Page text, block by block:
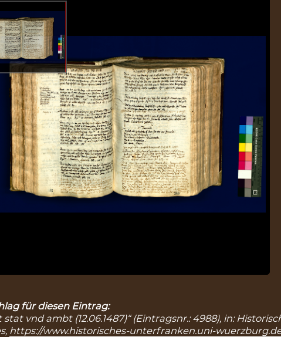
für diesen Eintrag:
stat vnd ambt (12.06.1487)“ (Eintragsnr.: 4988), in:
https://www.historisches-unterfranken.uni-